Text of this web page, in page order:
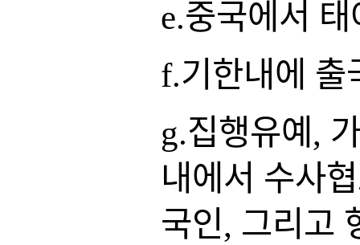
e.중국에서
f.기한내에 출
g.집행유예,
내에서 수사
국인, 그리고